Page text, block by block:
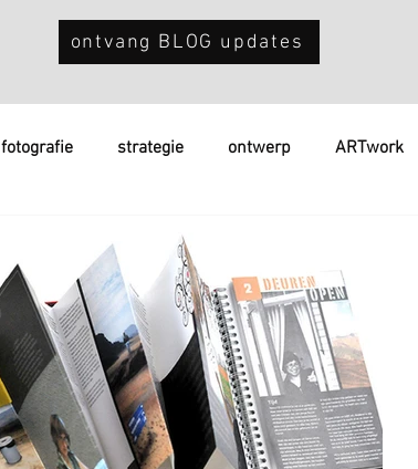
ontvang BLOG updates
fotografie strategie ontwerp ARTwork